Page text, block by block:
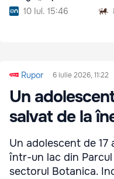
10 Iul. 15:46
Rupor 6 iulie 2026, 11:22
Un
salvat de la
Un adolescent de
într-un lac din Parcul
sectorul Botanica.